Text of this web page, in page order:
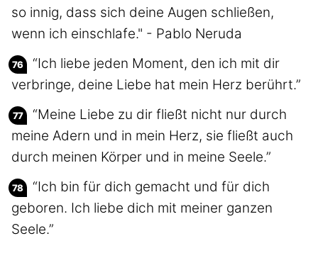
so innig, dass sich deine Augen schließen,
wenn ich einschlafe." - Pablo Neruda
“Ich liebe jeden Moment, den ich mit dir
verbringe, deine Liebe hat mein Herz berührt.”
“Meine Liebe zu dir fließt nicht nur durch
meine Adern und in mein Herz, sie fließt auch
durch meinen Körper und in meine Seele.”
“Ich bin für dich gemacht und für dich
geboren. Ich liebe dich mit meiner ganzen
Seele.”